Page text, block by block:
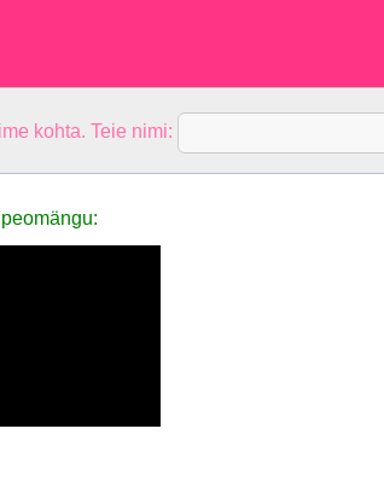
kohta. Teie nimi: